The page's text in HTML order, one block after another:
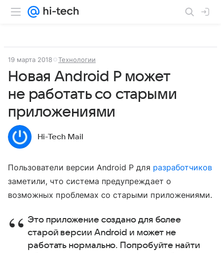
19 марта 2018 Технологии
Новая Android P может
не работать со старыми
приложениями
Hi-Tech Mail
Пользователи версии Android P для разработчиков
заметили, что система предупреждает о
возможных проблемах со старыми приложениями.
Это приложение создано для более
старой версии Android и может не
работать нормально. Попробуйте найти